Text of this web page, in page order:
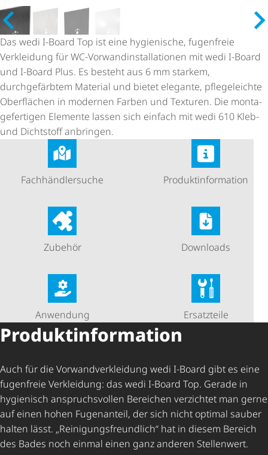
Das wedi I-Board Top ist eine hygienische, fugenfreie
Verkleidung für WC-Vorwand­in­stal­la­ti­onen mit wedi I-Board
und I-Board Plus. Es besteht aus 6 mm starkem,
durchgefärbtem Material und bietet elegante, pflegeleichte
Oberflächen in modernen Farben und Texturen. Die monta­
ge­fer­tigen Elemente lassen sich einfach mit wedi 610 Kleb-
und Dichtstoff anbringen.
Fach­händ­ler­suche Produkt­in­for­ma­tion
Zubehör Downloads
Anwendung Ersatzteile
Produkt­in­for­ma­tion
Auch für die Vorwand­ver­klei­dung wedi I-Board gibt es eine
fugenfreie Verkleidung: das wedi I-Board Top. Gerade in
hygienisch anspruchs­vollen Bereichen verzichtet man gerne
auf einen hohen Fugenanteil, der sich nicht optimal sauber
halten lässt. „Reini­gungs­freund­lich“ hat in diesem Bereich
des Bades noch einmal einen ganz anderen Stellenwert.